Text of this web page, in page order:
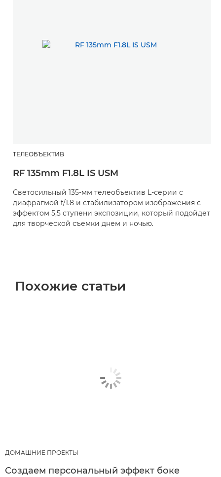
ТЕЛЕОБЪЕКТИВ
RF 135mm F1.8L IS USM
Светосильный 135-мм телеобъектив L-серии с
диафрагмой f/1.8 и стабилизатором изображения с
эффектом 5,5 ступени экспозиции, который подойдет
для творческой съемки днем и ночью.
Похожие статьи
ДОМАШНИЕ ПРОЕКТЫ
Создаем персональный эффект боке